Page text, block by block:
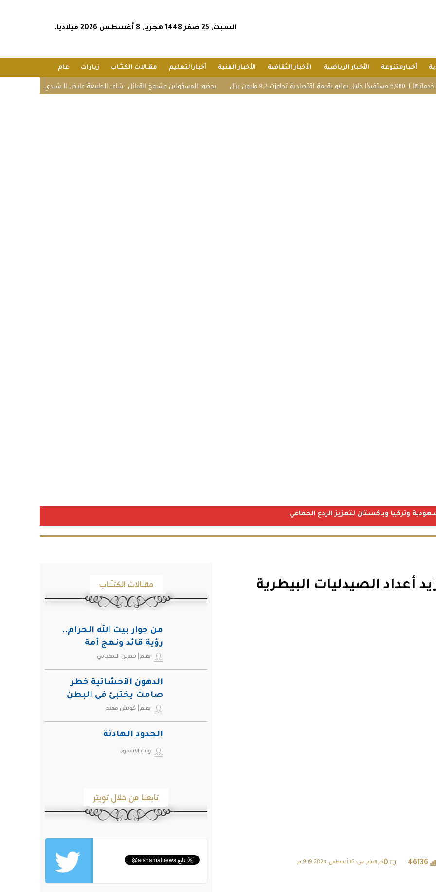
السبت, 25 صفر 1448 هجريا, 8 أغسطس 2026 ميلاديا.
أخبارمتنوعة الأخبار الرياضية الأخبار الثقافية الأخبار الفنية أخبارالتعليم مقـالات الكتـّـاب زيارات عام
بحضور المسؤولين وشيوخ القبائل.. شاعر الطبيعة عايض الرشيدي يحتفل بزواج نجله محمد في
وتركيا وباكستان لتعزيز الردع الجماعي
أعداد الصيدليات البيطرية
تم النشر في: 16 أغسطس، 2024 9:19 م 46136
0
مقـالات الكتـّـاب
من جوار بيت الله الحرام..
رؤية قائد ونهج أمة
بقلم| نسرين السفياني
الدهون الأحشائية خطر
صامت يختبئ في البطن
ويهدد صحة الإنسان
بقلم| كوتش مهند
الحدود الهادئة
وفاء الاسمري
تابعنا من خلال تويتر